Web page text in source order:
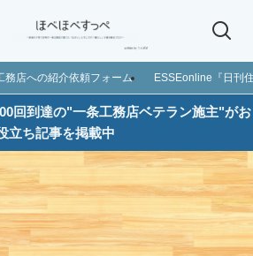
務店への紹介依頼フォーム ESSEonline『日刊
回到達の"一条工務店ベテラン施主"がお
立ち記事を掲載中